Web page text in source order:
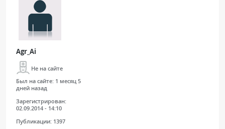
Agr_Ai
Не на сайте
Был на сайте: 1 месяц 5
дней назад
Зарегистрирован:
02.09.2014 - 14:10
Публикации: 1397